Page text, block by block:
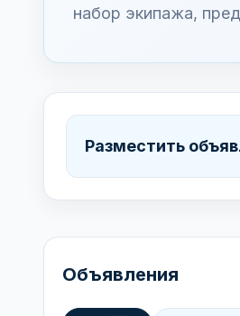
набор экипажа,
Разместить
Объявления